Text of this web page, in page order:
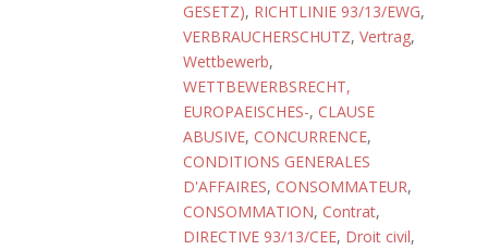
GESETZ), RICHTLINIE 93/13/EWG,
VERBRAUCHERSCHUTZ, Vertrag,
Wettbewerb,
WETTBEWERBSRECHT,
EUROPAEISCHES-, CLAUSE
ABUSIVE, CONCURRENCE,
CONDITIONS GENERALES
D'AFFAIRES, CONSOMMATEUR,
CONSOMMATION, Contrat,
DIRECTIVE 93/13/CEE, Droit civil,